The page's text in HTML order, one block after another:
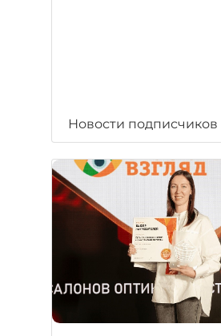
Новости подписчиков